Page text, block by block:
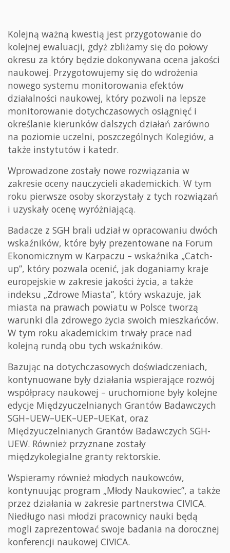
Kolejną ważną kwestią jest przygotowanie do
kolejnej ewaluacji, gdyż zbliżamy się do połowy
okresu za który będzie dokonywana ocena jakości
naukowej. Przygotowujemy się do wdrożenia
nowego systemu monitorowania efektów
działalności naukowej, który pozwoli na lepsze
monitorowanie dotychczasowych osiągnięć i
określanie kierunków dalszych działań zarówno
na poziomie uczelni, poszczególnych Kolegiów, a
także instytutów i katedr.
Wprowadzone zostały nowe rozwiązania w
zakresie oceny nauczycieli akademickich. W tym
roku pierwsze osoby skorzystały z tych rozwiązań
i uzyskały ocenę wyróżniającą.
Badacze z SGH brali udział w opracowaniu dwóch
wskaźników, które były prezentowane na Forum
Ekonomicznym w Karpaczu – wskaźnika „Catch-
up”, który pozwala ocenić, jak doganiamy kraje
europejskie w zakresie jakości życia, a także
indeksu „Zdrowe Miasta”, który wskazuje, jak
miasta na prawach powiatu w Polsce tworzą
warunki dla zdrowego życia swoich mieszkańców.
W tym roku akademickim trwały prace nad
kolejną rundą obu tych wskaźników.
Bazując na dotychczasowych doświadczeniach,
kontynuowane były działania wspierające rozwój
współpracy naukowej – uruchomione były kolejne
edycje Międzyuczelnianych Grantów Badawczych
SGH–UEW–UEK–UEP–UEKat, oraz
Międzyuczelnianych Grantów Badawczych SGH-
UEW. Również przyznane zostały
międzykolegialne granty rektorskie.
Wspieramy również młodych naukowców,
kontynuując program „Młody Naukowiec”, a także
przez działania w zakresie partnerstwa CIVICA.
Niedługo nasi młodzi pracownicy nauki będą
mogli zaprezentować swoje badania na dorocznej
konferencji naukowej CIVICA.